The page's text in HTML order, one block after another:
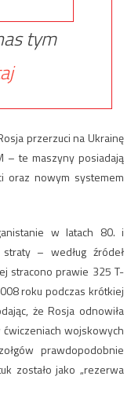
tym
przerzuci na Ukrainę
– te maszyny posiadają
oraz nowym systemem
w latach 80. i
– według źródeł
stracono prawie 325 T-
roku podczas krótkiej
że Rosja odnowiła
ćwiczeniach wojskowych
prawdopodobnie
zostało jako „rezerwa